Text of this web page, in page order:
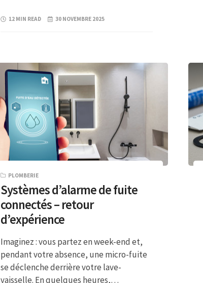
12 MIN READ 30 NOVEMBRE 2025
PLOMBERIE
Systèmes d’alarme de fuite
connectés – retour
d’expérience
Imaginez : vous partez en week-end et,
pendant votre absence, une micro-fuite
se déclenche derrière votre lave-
vaisselle. En quelques heures,…